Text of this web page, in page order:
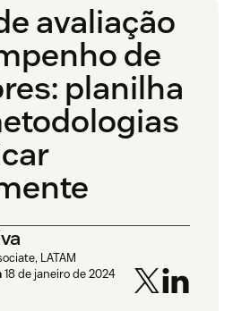
avaliação
de
planilha
LATAM
18 de janeiro de 2024